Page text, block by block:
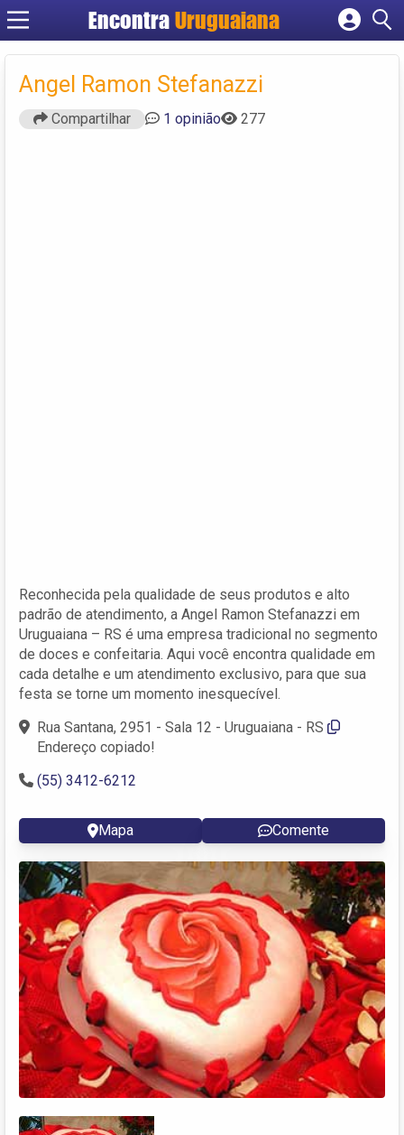
Encontra Uruguaiana
Cadastrar empresa
Fazer login
Criar conta
Angel Ramon Stefanazzi
Compartilhar 1 opinião 277
Reconhecida pela qualidade de seus produtos e alto
padrão de atendimento, a Angel Ramon Stefanazzi em
Uruguaiana – RS é uma empresa tradicional no segmento
de doces e confeitaria. Aqui você encontra qualidade em
cada detalhe e um atendimento exclusivo, para que sua
festa se torne um momento inesquecível.
Rua Santana, 2951 - Sala 12 - Uruguaiana - RS
Endereço copiado!
(55) 3412-6212
Mapa Comente